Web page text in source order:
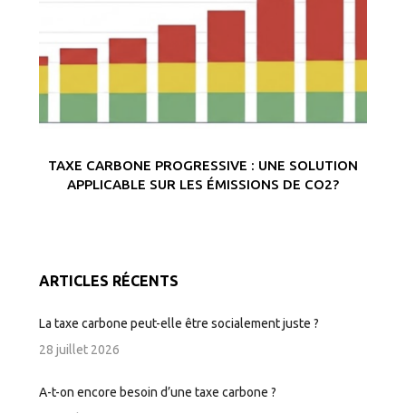
TAXE CARBONE PROGRESSIVE : UNE SOLUTION
APPLICABLE SUR LES ÉMISSIONS DE CO2?
ARTICLES RÉCENTS
La taxe carbone peut-elle être socialement juste ?
28 juillet 2026
A-t-on encore besoin d’une taxe carbone ?